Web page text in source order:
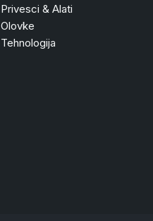
Privesci & Alati
Olovke
Tehnologija